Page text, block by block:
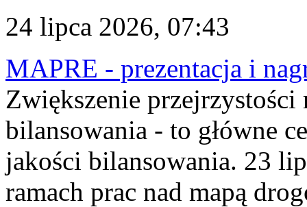
24 lipca 2026, 07:43
MAPRE - prezentacja i
Zwiększenie
bilansowania - to główne
jakości bilansowania. 23
ramach prac nad mapą